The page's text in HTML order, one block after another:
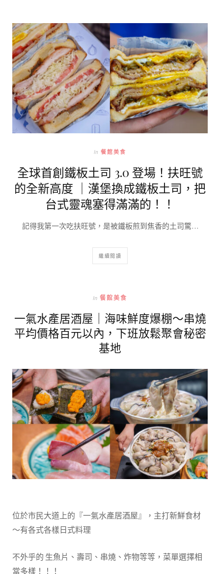
In 餐館美食
全球首創鐵板土司 3.0 登場！扶旺號
的全新高度 ｜漢堡換成鐵板土司，把
台式靈魂塞得滿滿的！！
記得我第一次吃扶旺號，是被鐵板煎到焦香的土司驚…
繼續閱讀
In 餐館美食
一氣水產居酒屋｜海味鮮度爆棚～串燒
平均價格百元以內，下班放鬆聚會秘密
基地
位於市民大道上的『一氣水產居酒屋』，主打新鮮食材
～有各式各樣日式料理
不外乎的 生魚片、壽司、串燒、炸物等等，菜單選擇相
當多樣！！！